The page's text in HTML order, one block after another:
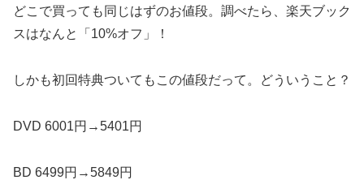
どこで買っても同じはずのお値段。調べたら、楽天ブック
スはなんと「10%オフ」！
しかも初回特典ついてもこの値段だって。どういうこと？
DVD 6001円→5401円
BD 6499円→5849円